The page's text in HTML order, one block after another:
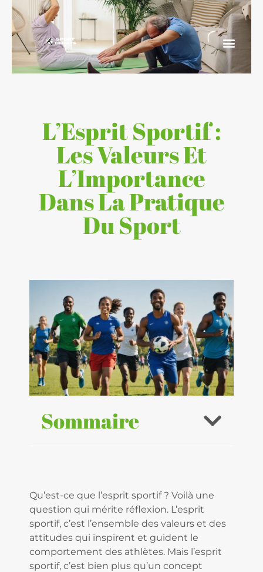
L’Esprit Sportif :
Les Valeurs Et
L’Importance
Dans La Pratique
Du Sport
Sommaire
Qu’est-ce que l’esprit sportif ? Voilà une
question qui mérite réflexion. L’esprit
sportif, c’est l’ensemble des valeurs et des
attitudes qui inspirent et guident le
comportement des athlètes. Mais l’esprit
sportif, c’est bien plus qu’un concept